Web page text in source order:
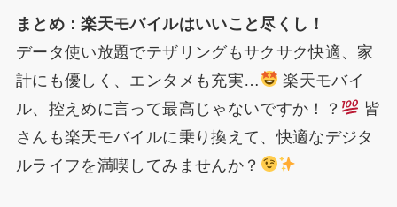
まとめ：楽天モバイルはいいこと尽くし！
データ使い放題でテザリングもサクサク快適、家
計にも優しく、エンタメも充実…
楽天モバイ
ル、控えめに言って最高じゃないですか！？
皆
さんも楽天モバイルに乗り換えて、快適なデジタ
ルライフを満喫してみませんか？